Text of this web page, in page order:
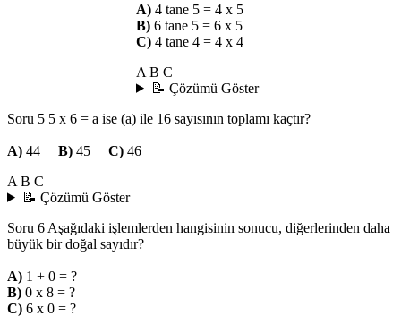
A) 4 tane 5 = 4 x 5
B) 6 tane 5 = 6 x 5
C) 4 tane 4 = 4 x 4
A B C
📝 Çözümü Göster
Soru 5 5 x 6 = a ise (a) ile 16 sayısının toplamı kaçtır?
A) 44 B) 45 C) 46
A B C
📝 Çözümü Göster
Soru 6 Aşağıdaki işlemlerden hangisinin sonucu, diğerlerinden daha
büyük bir doğal sayıdır?
A) 1 + 0 = ?
B) 0 x 8 = ?
C) 6 x 0 = ?